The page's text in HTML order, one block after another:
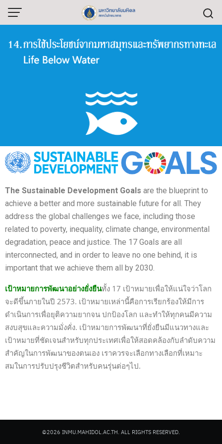
The Sustainable Development Goals are the blueprint to
achieve a better and more sustainable future for all. They
address the global challenges we face, including those
related to poverty, inequality, climate change, environmental
degradation, peace and justice. The 17 Goals are all
interconnected, and in order to leave no one behind, it is
important that we achieve them all by 2030.
เป้าหมายการพัฒนาอย่างยั่งยืนทั้ง 17 เป้าหมายเพื่อให้แน่ใจว่าโลก
จะดีขึ้นภายในปี 2573. เป้าหมายเหล่านี้คือการเรียกร้องให้มีการ
ดำเนินการเพื่อยุติความยากจน ปกป้องโลก และทำให้ทุกคนมีความ
สงบสุขและความมั่งคั่ง. เป้าหมายการพัฒนาที่ยั่งยืนมีแนวทางและ
เป้าหมายที่ชัดเจนสำหรับทุกประเทศเพื่อให้สอดคล้องกับลำดับความ
สำคัญในการพัฒนาของตนเอง เราควรจะเลือกทางเลือกที่เหมาะ
สมในการปรับปรุงชีวิตสำหรับคนรุ่นต่อๆไป.
©2026 INMU.MAHIDOL.AC.TH. ALL RIGHTS RESERVED.